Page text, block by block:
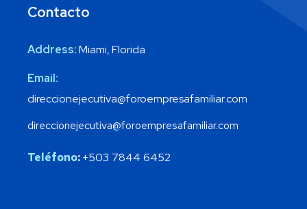
Contacto
Address:Miami, Florida
Email:
direccionejecutiva@foroempresafamiliar.com
direccionejecutiva@foroempresafamiliar.com
Teléfono:+503 7844 6452